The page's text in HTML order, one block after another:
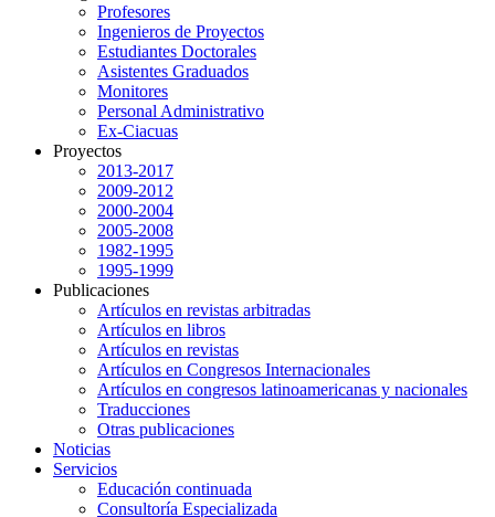
Profesores
Ingenieros de Proyectos
Estudiantes Doctorales
Asistentes Graduados
Monitores
Personal Administrativo
Ex-Ciacuas
Proyectos
2013-2017
2009-2012
2000-2004
2005-2008
1982-1995
1995-1999
Publicaciones
Artículos en revistas arbitradas
Artículos en libros
Artículos en revistas
Artículos en Congresos Internacionales
Artículos en congresos latinoamericanas y nacionales
Traducciones
Otras publicaciones
Noticias
Servicios
Educación continuada
Consultoría Especializada